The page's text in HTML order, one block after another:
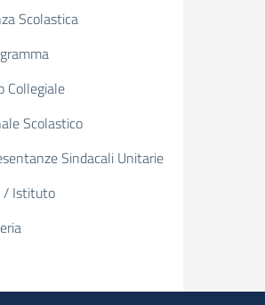
testo
Scolastica
Collegiale
Scolastico
Sindacali Unitarie
/ Istituto